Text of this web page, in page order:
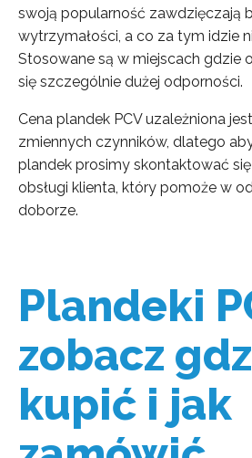
swoją popularność zawdzięczają
wytrzymałości, a co za tym idzie
Stosowane są w miejscach gdzie
się szczególnie dużej odporności.
Cena plandek PCV uzależniona
zmiennych czynników, dlatego
plandek prosimy skontaktować
obsługi klienta, który pomoże w
doborze.
Plandeki
zobacz
kupić i jak